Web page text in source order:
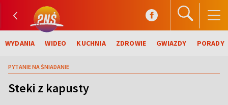
WYDANIA WIDEO KUCHNIA ZDROWIE GWIAZDY PORADY
PYTANIE NA ŚNIADANIE
Steki z kapusty